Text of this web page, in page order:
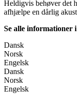
Heldigvis behøver det
afhjælpe en dårlig
Se alle
Dansk
Norsk
Engelsk
Dansk
Norsk
Engelsk